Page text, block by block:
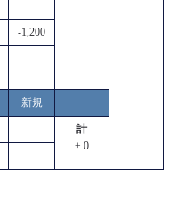
-1,200
新規
計
± 0